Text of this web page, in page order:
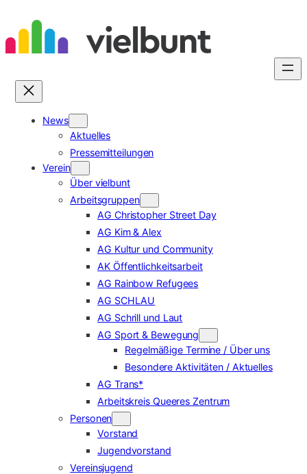
Inhalt
springen
News
Aktuelles
Pressemitteilungen
Verein
Über vielbunt
Arbeitsgruppen
AG Christopher Street Day
AG Kim & Alex
AG Kultur und Community
AK Öffentlichkeitsarbeit
AG Rainbow Refugees
AG SCHLAU
AG Schrill und Laut
AG Sport & Bewegung
Regelmäßige Termine / Über uns
Besondere Aktivitäten / Aktuelles
AG Trans*
Arbeitskreis Queeres Zentrum
Personen
Vorstand
Jugendvorstand
Vereinsjugend